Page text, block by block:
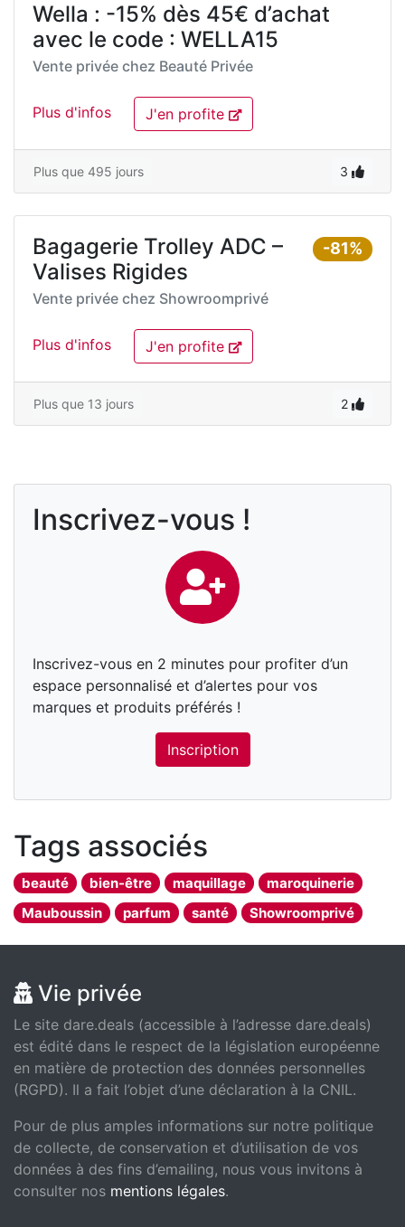
Wella : -15% dès 45€ d’achat
avec le code : WELLA15
Vente privée chez Beauté Privée
Plus d'infos J'en profite
Plus que 495 jours 3
-81%
Bagagerie Trolley ADC –
Valises Rigides
Vente privée chez Showroomprivé
Plus d'infos J'en profite
Plus que 13 jours 2
Inscrivez-vous !
Inscrivez-vous en 2 minutes pour profiter d’un
espace personnalisé et d’alertes pour vos
marques et produits préférés !
Inscription
Tags associés
beauté bien-être maquillage
maroquinerie
Mauboussin
parfum santé Showroomprivé
Vie privée
Le site dare.deals (accessible à l’adresse dare.deals)
est édité dans le respect de la législation européenne
en matière de protection des données personnelles
(RGPD). Il a fait l’objet d’une déclaration à la CNIL.
Pour de plus amples informations sur notre politique
de collecte, de conservation et d’utilisation de vos
données à des fins d’emailing, nous vous invitons à
consulter nos mentions légales.